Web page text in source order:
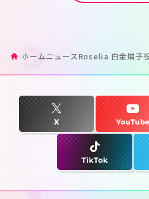
ホームニュース Roselia 白金燐子